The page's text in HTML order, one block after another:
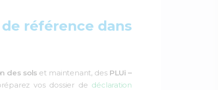
référence dans
des sols et maintenant, des PLUi –
vos dossier de déclaration